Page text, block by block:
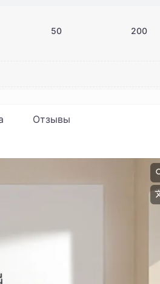
50 200
Отзывы